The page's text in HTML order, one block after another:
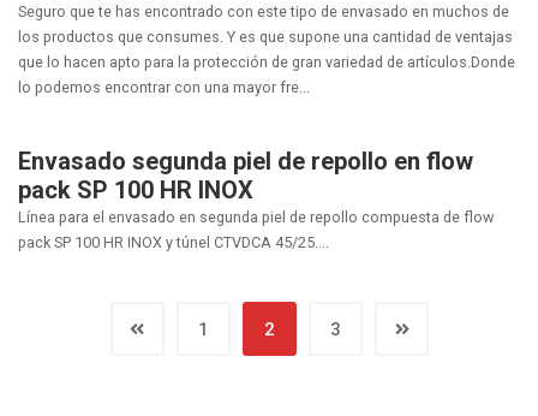
Seguro que te has encontrado con este tipo de envasado en muchos de
los productos que consumes. Y es que supone una cantidad de ventajas
que lo hacen apto para la protección de gran variedad de artículos.Donde
lo podemos encontrar con una mayor fre...
Envasado segunda piel de repollo en flow
pack SP 100 HR INOX
Línea para el envasado en segunda piel de repollo compuesta de flow
pack SP 100 HR INOX y túnel CTVDCA 45/25....
1 2 3